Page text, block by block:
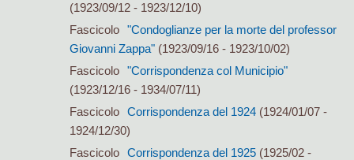
(1923/09/12 - 1923/12/10)
Fascicolo
"Condoglianze per la morte del professor
Giovanni Zappa"(1923/09/16 - 1923/10/02)
Fascicolo
"Corrispondenza col Municipio"
(1923/12/16 - 1934/07/11)
Fascicolo
Corrispondenza del 1924(1924/01/07 -
1924/12/30)
Fascicolo
Corrispondenza del 1925(1925/02 -